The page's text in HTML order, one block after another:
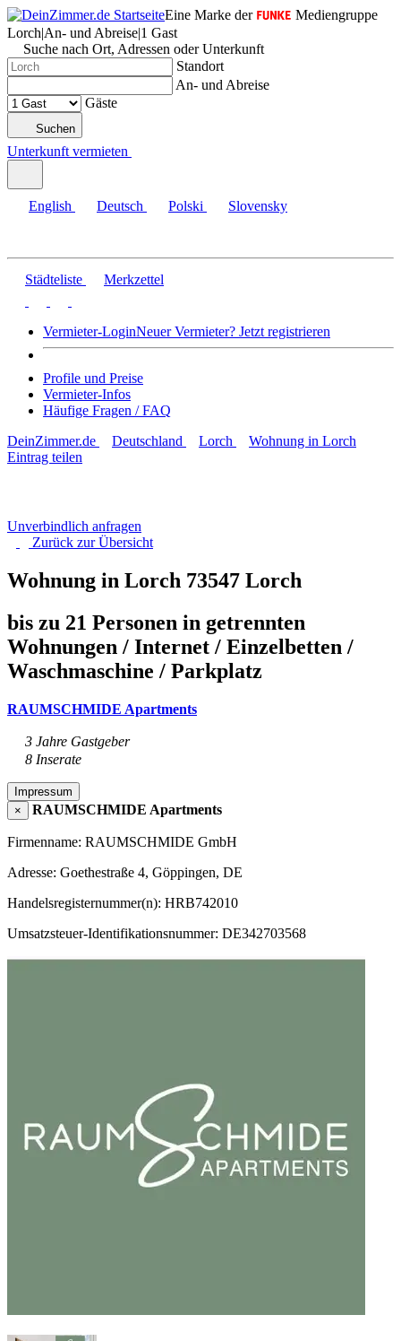
Eine Marke der
Mediengruppe
Lorch|An- und Abreise|1 Gast
Suche nach Ort, Adressen oder Unterkunft
Standort
An- und Abreise
Gäste
Suchen
Unterkunft vermieten
English Deutsch Polski Slovensky
Städteliste Merkzettel
Vermieter-LoginNeuer Vermieter? Jetzt registrieren
Profile und Preise
Vermieter-Infos
Häufige Fragen / FAQ
DeinZimmer.de
Deutschland Lorch
Wohnung in Lorch
Eintrag teilen
Unverbindlich anfragen
Zurück zurÜbersicht
Wohnung in Lorch 73547 Lorch
bis zu 21 Personen in getrennten
Wohnungen / Internet / Einzelbetten /
Waschmaschine / Parkplatz
RAUMSCHMIDE Apartments
3 Jahre Gastgeber
8 Inserate
Impressum
×
RAUMSCHMIDE Apartments
Firmenname: RAUMSCHMIDE GmbH
Adresse: Goethestraße 4, Göppingen, DE
Handelsregisternummer(n): HRB742010
Umsatzsteuer-Identifikationsnummer: DE342703568